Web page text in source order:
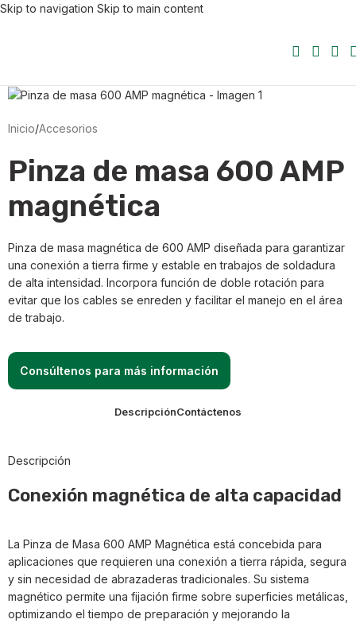
Skip to navigation Skip to main content
Inicio/Accesorios
Pinza de masa 600 AMP
magnética
Pinza de masa magnética de 600 AMP diseñada para garantizar
una conexión a tierra firme y estable en trabajos de soldadura
de alta intensidad. Incorpora función de doble rotación para
evitar que los cables se enreden y facilitar el manejo en el área
de trabajo.
Consúltenos para más información
DescripciónContáctenos
Descripción
Conexión magnética de alta capacidad
La Pinza de Masa 600 AMP Magnética está concebida para
aplicaciones que requieren una conexión a tierra rápida, segura
y sin necesidad de abrazaderas tradicionales. Su sistema
magnético permite una fijación firme sobre superficies metálicas,
optimizando el tiempo de preparación y mejorando la